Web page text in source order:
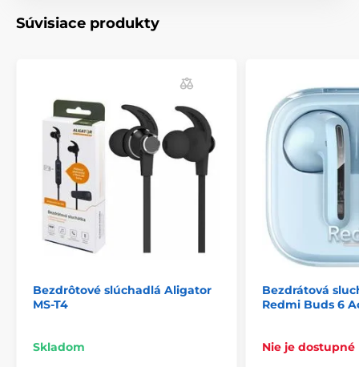
připojení – poslouchejte hudbu nebo vyřizujte hovory
Umožňuje snadné ovládání přehrávání hudby i hovorů
přímo na sluchátkách.
Celodenní pohodlí
Měkké náušníky a nastavitelný hlavový most zajišťují
maximální komfort i při dlouhodobém nošení.
Skládací design
Kompaktní a skládací konstrukce umožňuje snadné
přenášení a uložení do batohu nebo tašky.
Možnost kabelového připojení
Sluchátka jsou vybavena AUX vstupem, takže je
Súvisiace produkty
Bezdrôtové slúchadlá Aligator
MS-T4
Skladom
Bezdrátová
Redmi Buds 6
Nie je dostupné